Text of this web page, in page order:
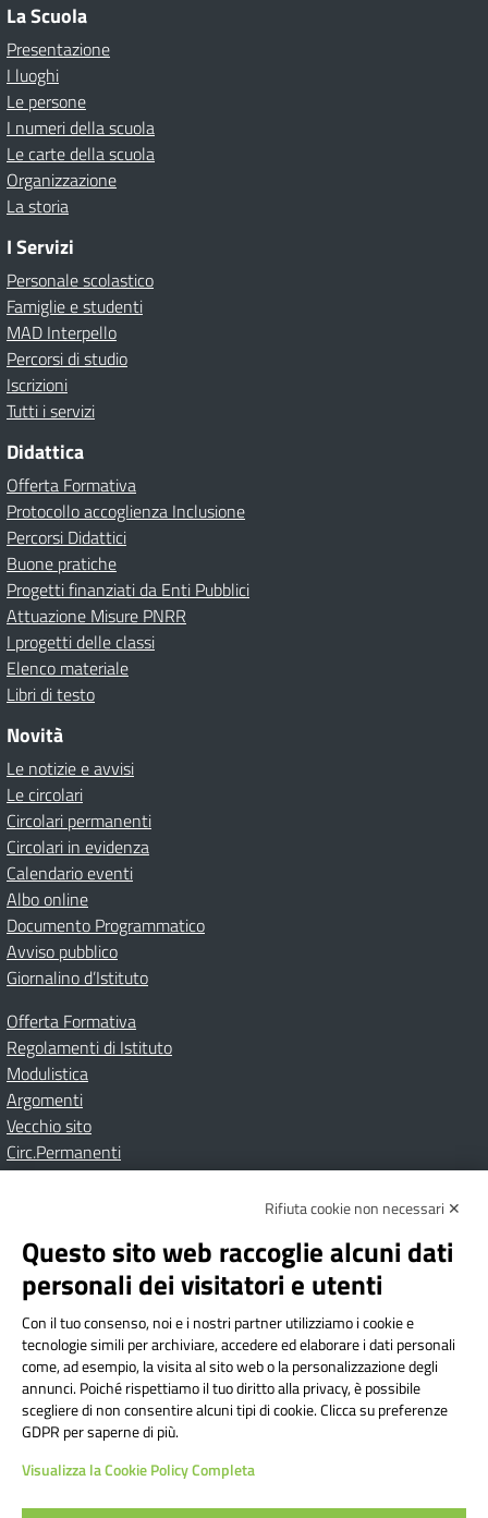
La Scuola
Presentazione
I luoghi
Le persone
I numeri della scuola
Le carte della scuola
Organizzazione
La storia
I Servizi
Personale scolastico
Famiglie e studenti
MAD Interpello
Percorsi di studio
Iscrizioni
Tutti i servizi
Didattica
Offerta Formativa
Protocollo accoglienza Inclusione
Percorsi Didattici
Buone pratiche
Progetti finanziati da Enti Pubblici
Attuazione Misure PNRR
I progetti delle classi
Elenco materiale
Libri di testo
Novità
Le notizie e avvisi
Le circolari
Circolari permanenti
Circolari in evidenza
Calendario eventi
Albo online
Documento Programmatico
Avviso pubblico
Giornalino d’Istituto
Offerta Formativa
Regolamenti di Istituto
Modulistica
Argomenti
Vecchio sito
Circ.Permanenti
Albo onlinePrivacy Policy
Dichiarazione di accessibilità
Note Legali
Istituto Comprensivo Bricherasio
Via Cesare Bollea n. 3 - 10064 Bricherasio (TO) | P.E.O.:
toic84200d@istruzione.it | P.E.C.:
toic84200d@pec.istruzione.it
Codice Fiscale: 94544620019 | Cod. Meccanografico:
TOIC84200D | Codice IPA: istsc_toic84200d | Codice
Univoco: UFYI9M
Rifiuta cookie non necessari ✕
Questo sito web raccoglie alcuni dati
personali dei visitatori e utenti
Con il tuo consenso, noi e i nostri partner utilizziamo i cookie e
tecnologie simili per archiviare, accedere ed elaborare i dati personali
come, ad esempio, la visita al sito web o la personalizzazione degli
annunci. Poiché rispettiamo il tuo diritto alla privacy, è possibile
scegliere di non consentire alcuni tipi di cookie. Clicca su preferenze
GDPR per saperne di più.
Visualizza la Cookie Policy Completa